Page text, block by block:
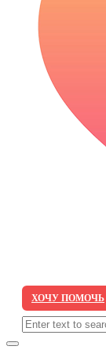
ХОЧУ ПОМОЧЬ
Search